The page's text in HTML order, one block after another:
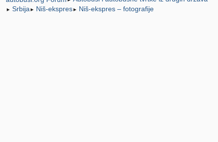
► Srbija ► Niš-ekspres► Niš-ekspres – fotografije